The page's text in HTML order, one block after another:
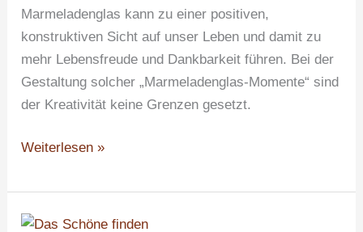
Marmeladenglas kann zu einer positiven,
konstruktiven Sicht auf unser Leben und damit zu
mehr Lebensfreude und Dankbarkeit führen. Bei der
Gestaltung solcher „Marmeladenglas-Momente“ sind
der Kreativität keine Grenzen gesetzt.
Weiterlesen »
Als